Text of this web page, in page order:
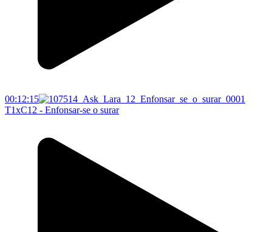
00:12:15
T1xC12 - Enfonsar-se o surar